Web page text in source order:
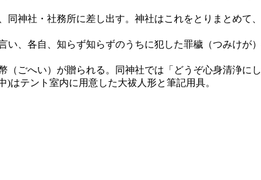
同神社・社務所に差し出す。神社はこれをとりまとめ
い、各自、知らず知らずのうちに犯した罪穢（つみけ
ごへい）が贈られる。同神社では「どうぞ心身清浄に
はテント室内に用意した大祓人形と筆記用具。